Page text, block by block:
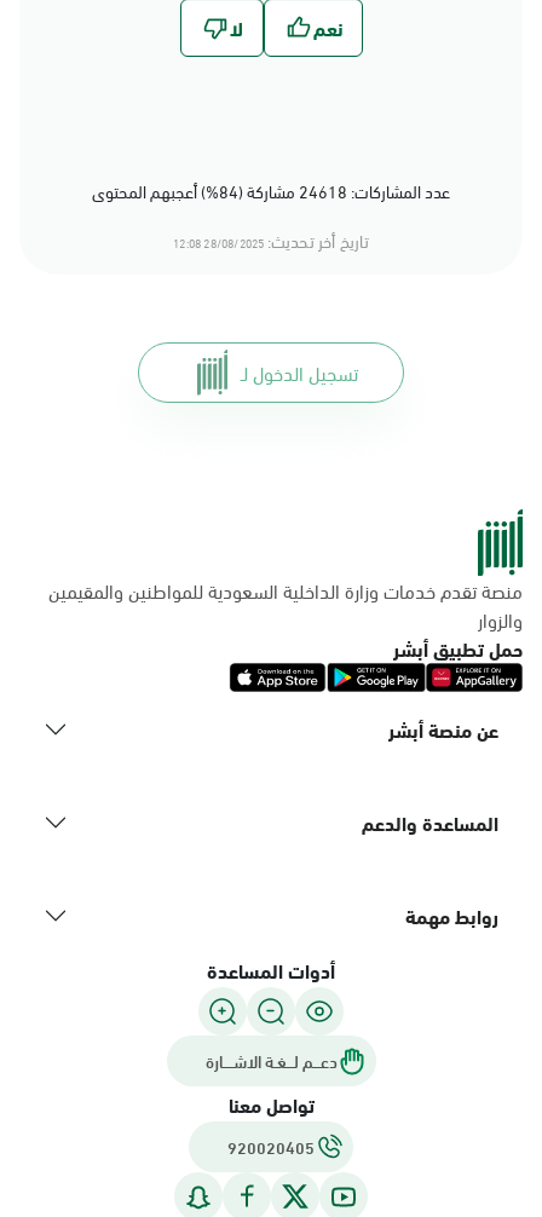
عدد المشاركات: 24618 مشاركة (84%) أعجبهم المحتوى
تاريخ أخر تحديث: 28/08/2025 12:08
تسجيل الدخول لـ
منصة تقدم خدمات وزارة الداخلية السعودية للمواطنين والمقيمين
والزوار
حمل تطبيق أبشر
عن منصة أبشر
المساعدة والدعم
روابط مهمة
أدوات المساعدة
دعـــم لـــغـة الاشــــارة
تواصل معنا
920020405